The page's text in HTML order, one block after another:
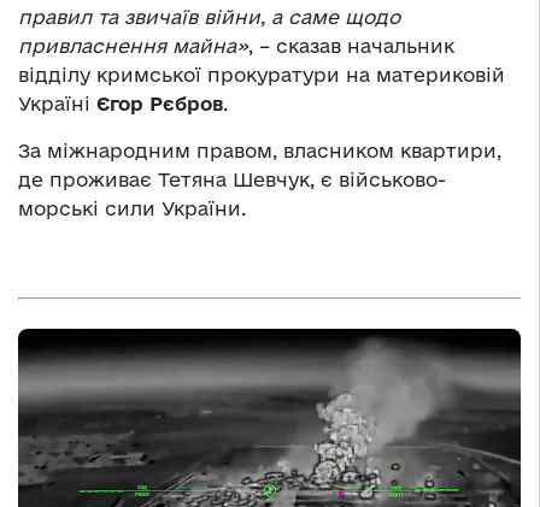
правил та звичаїв війни, а саме щодо
привласнення майна», – сказав начальник
відділу кримської прокуратури на материковій
Україні Єгор Рєбров
За міжнародним правом, власником квартири,
де проживає Тетяна Шевчук, є військово-
морські сили України.